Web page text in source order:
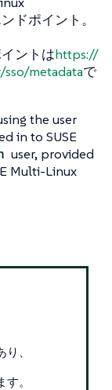
ドポイント。
ントはhttps://
metadataで
the user
in to SUSE
user, provided
Multi-Linux
、
。